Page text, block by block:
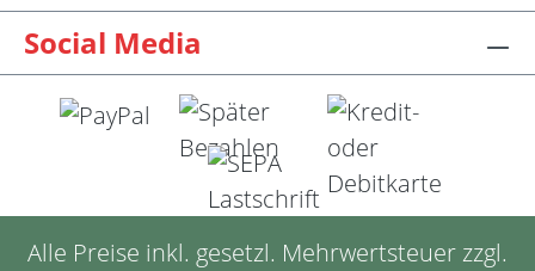
Social Media
Alle Preise inkl. gesetzl. Mehrwertsteuer zzgl.